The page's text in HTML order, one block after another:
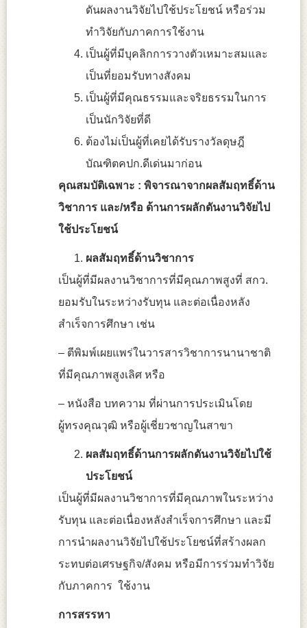
ดันผลงานวิจัยไปใช้ประโยชน์ หรือร่วม
ทำวิจัยกับภาคการใช้งาน
เป็นผู้ที่มีบุคลิกการวางตัวเหมาะสมและ
เป็นที่ยอมรับทางสังคม
เป็นผู้ที่มีคุณธรรมและจริยธรรมในการ
เป็นนักวิจัยที่ดี
ต้องไม่เป็นผู้ที่เคยได้รับรางวัลดุษฎี
บัณฑิตคปก.ดีเด่นมาก่อน
คุณสมบัติเฉพาะ : พิจารณาจากผลสัมฤทธิ์ด้าน
วิชาการ และ/หรือ ด้านการผลักดันงานวิจัยไป
ใช้ประโยชน์
ผลสัมฤทธิ์ด้านวิชาการ
เป็นผู้ที่มีผลงานวิชาการที่มีคุณภาพสูงที่ สกว.
ยอมรับในระหว่างรับทุน และต่อเนื่องหลัง
สำเร็จการศึกษา เช่น
– ตีพิมพ์เผยแพร่ในวารสารวิชาการนานาชาติ
ที่มีคุณภาพสูงเลิศ หรือ
– หนังสือ บทความ ที่ผ่านการประเมินโดย
ผู้ทรงคุณวุฒิ หรือผู้เชี่ยวชาญในสาขา
ผลสัมฤทธิ์ด้านการผลักดันงานวิจัยไปใช้
ประโยชน์
เป็นผู้ที่มีผลงานวิชาการที่มีคุณภาพในระหว่าง
รับทุน และต่อเนื่องหลังสำเร็จการศึกษา และมี
การนำผลงานวิจัยไปใช้ประโยชน์ที่สร้างผลก
ระทบต่อเศรษฐกิจ/สังคม หรือมีการร่วมทำวิจัย
กับภาคการ ใช้งาน
การสรรหา